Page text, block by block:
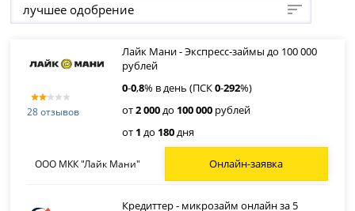
лучшее одобрение
28 отзывов
Лайк Мани - Экспресс-займы до 100 000
рублей
0-0,8% в день (ПСК0-292%)
от2 000до 100 000 рублей
от 1 до 180дня
ООО МКК "Лайк Мани" Онлайн-заявка
Кредиттер - микрозайм онлайн за 5